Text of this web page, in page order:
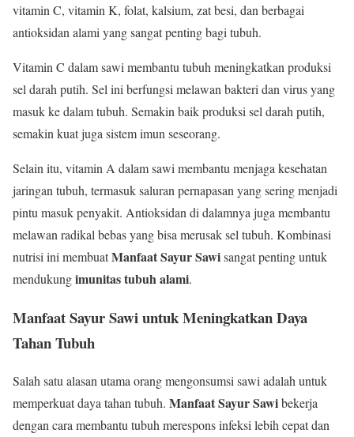
vitamin C, vitamin K, folat, kalsium, zat besi, dan berbagai
antioksidan alami yang sangat penting bagi tubuh.
Vitamin C dalam sawi membantu tubuh meningkatkan produksi
sel darah putih. Sel ini berfungsi melawan bakteri dan virus yang
masuk ke dalam tubuh. Semakin baik produksi sel darah putih,
semakin kuat juga sistem imun seseorang.
Selain itu, vitamin A dalam sawi membantu menjaga kesehatan
jaringan tubuh, termasuk saluran pernapasan yang sering menjadi
pintu masuk penyakit. Antioksidan di dalamnya juga membantu
melawan radikal bebas yang bisa merusak sel tubuh. Kombinasi
nutrisi ini membuatManfaat Sayur Sawisangat penting untuk
mendukungimunitas tubuh alami.
Manfaat Sayur Sawi untuk Meningkatkan Daya
Tahan Tubuh
Salah satu alasan utama orang mengonsumsi sawi adalah untuk
memperkuat daya tahan tubuh. Manfaat Sayur Sawibekerja
dengan cara membantu tubuh merespons infeksi lebih cepat dan